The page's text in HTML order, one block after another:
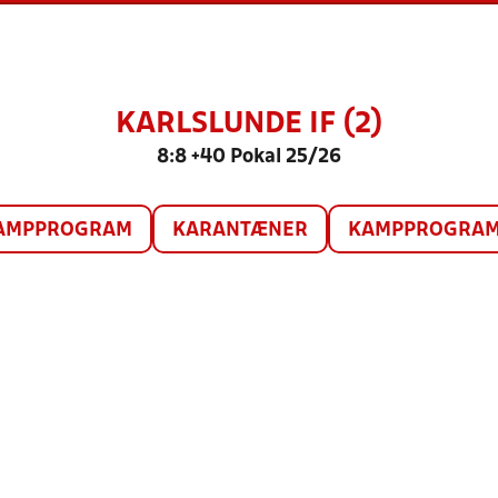
KARLSLUNDE IF (2)
8:8 +40 Pokal 25/26
KARANTÆNER